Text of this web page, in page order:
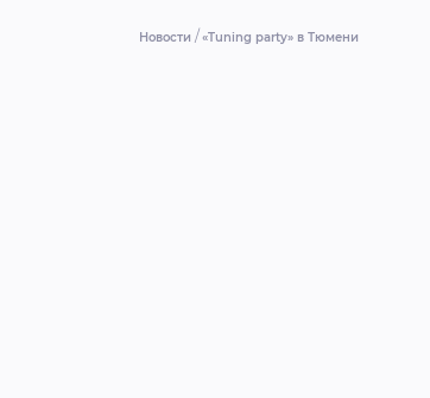
Новости «Tuning party» в Тюмени